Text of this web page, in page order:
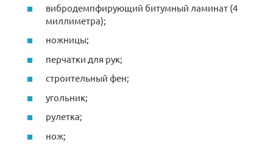
вибродемпфирующий битумный ламинат (4
миллиметра);
ножницы;
перчатки для рук;
строительный фен;
угольник;
рулетка;
нож;